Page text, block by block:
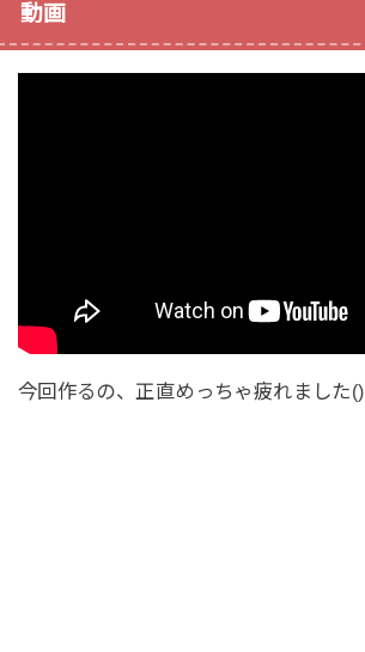
動画
今回作るの、正直めっちゃ疲れました()